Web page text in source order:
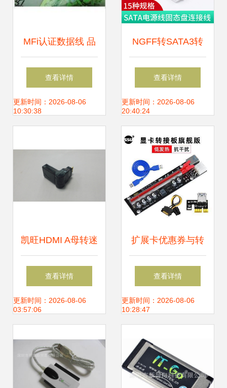
MFi认证数据线 品
质与价值的折中选
择
查看详情
更新时间：2026-08-06
10:30:38
NGFF转SATA3转
接卡 解锁M2固态
硬盘高速读写新体
查看详情
更新时间：2026-08-06
20:40:24
凯旺HDMI A母转迷
你HDMI公头180°
可旋转转接头 灵活
用之选
查看详情
更新时间：2026-08-06
03:57:06
扩展卡优惠券与转
接卡转接线价格解
析
查看详情
更新时间：2026-08-06
10:28:47